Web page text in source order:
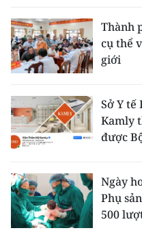
Thành
cụ thể
giới
Sở Y tế
Kamly
được
Ngày
Phụ
500